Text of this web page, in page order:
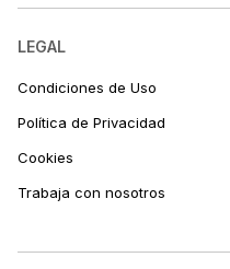
LEGAL
Condiciones de Uso
Política de Privacidad
Cookies
Trabaja con nosotros